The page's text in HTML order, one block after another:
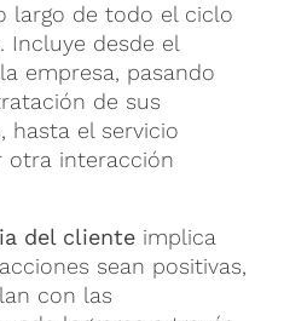
largo de todo el ciclo
Incluye desde el
empresa, pasando
de sus
hasta el servicio
otra interacción
del cliente implica
sean positivas,
con las